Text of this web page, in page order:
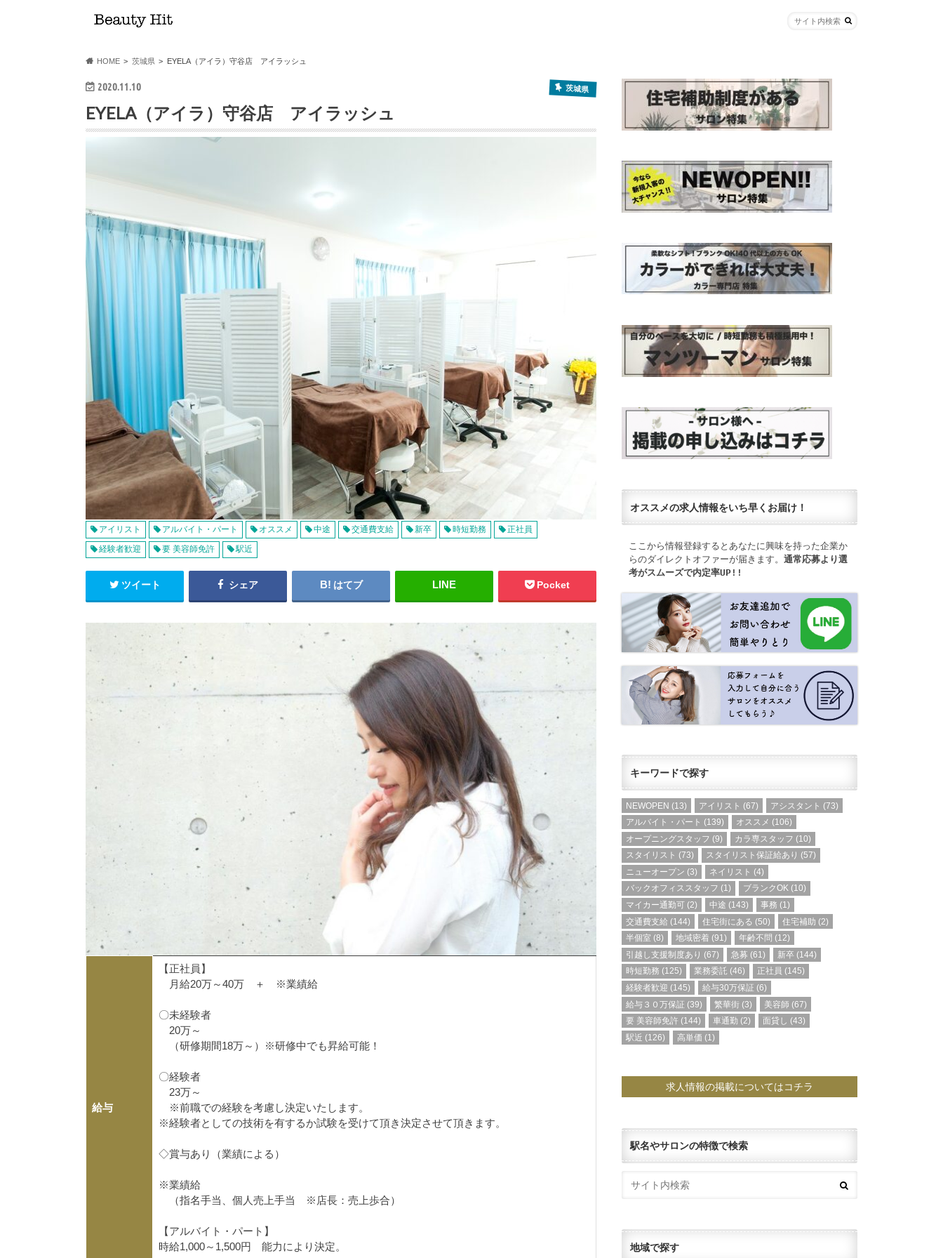
HOME 茨城県 EYELA（アイラ）守谷店 アイラッシュ
2020.11.10 茨城県
EYELA（アイラ）守谷店 アイラッシュ
アイリスト アルバイト・パート オススメ 中途 交通費支給 新卒 時短勤務 正社員
経験者歓迎 要 美容師免許 駅近
ツイート シェア はてブ Pocket
給与
【正社員】
月給20万～40万 ＋ ※業績給
〇未経験者
20万～
（研修期間18万～）※研修中でも昇給可能！
〇経験者
23万～
※前職での経験を考慮し決定いたします。
※経験者としての技術を有するか試験を受けて頂き決定させて頂きます。
◇賞与あり（業績による）
※業績給
（指名手当、個人売上手当 ※店長：売上歩合）
【アルバイト・パート】
時給1,000～1,500円 能力により決定。
オススメの求人情報をいち早くお届け！
ここから情報登録するとあなたに興味を持った企業か
らのダイレクトオファーが届きます。 通常応募より選
考がスムーズで内定率UP!!
キーワードで探す
NEWOPEN (13) アイリスト (67) アシスタント (73)
アルバイト・パート (139) オススメ (106)
オープニングスタッフ (9) カラ専スタッフ (10)
スタイリスト (73) スタイリスト保証給あり (57)
ニューオープン (3) ネイリスト (4)
バックオフィススタッフ (1) ブランクOK (10)
マイカー通勤可 (2) 中途 (143) 事務 (1)
交通費支給 (144) 住宅街にある (50) 住宅補助 (2)
半個室 (8) 地域密着 (91) 年齢不問 (12)
引越し支援制度あり (67) 急募 (61) 新卒 (144)
時短勤務 (125) 業務委託 (46) 正社員 (145)
経験者歓迎 (145) 給与30万保証 (6)
給与３０万保証 (39) 繁華街 (3) 美容師 (67)
要 美容師免許 (144) 車通勤 (2) 面貸し (43)
駅近 (126) 高単価 (1)
求人情報の掲載についてはコチラ
駅名やサロンの特徴で検索
地域で探す